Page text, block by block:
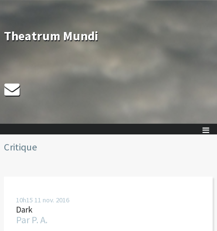
Theatrum Mundi
Critique
10h15 11 nov. 2016
Dark
Par P. A.